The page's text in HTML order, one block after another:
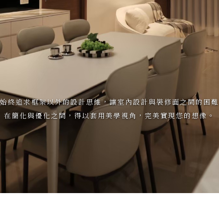
終追求框架以外的設計思維，讓室內設計與裝修面之間的困
在簡化與優化之間，得以套用美學視角，完美實現您的想像。